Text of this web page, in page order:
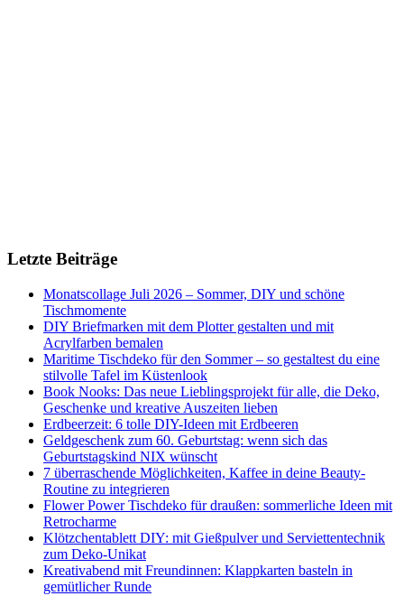
Letzte Beiträge
Monatscollage Juli 2026 – Sommer, DIY und schöne
Tischmomente
DIY Briefmarken mit dem Plotter gestalten und mit
Acrylfarben bemalen
Maritime Tischdeko für den Sommer – so gestaltest du eine
stilvolle Tafel im Küstenlook
Book Nooks: Das neue Lieblingsprojekt für alle, die Deko,
Geschenke und kreative Auszeiten lieben
Erdbeerzeit: 6 tolle DIY-Ideen mit Erdbeeren
Geldgeschenk zum 60. Geburtstag: wenn sich das
Geburtstagskind NIX wünscht
7 überraschende Möglichkeiten, Kaffee in deine Beauty-
Routine zu integrieren
Flower Power Tischdeko für draußen: sommerliche Ideen mit
Retrocharme
Klötzchentablett DIY: mit Gießpulver und Serviettentechnik
zum Deko-Unikat
Kreativabend mit Freundinnen: Klappkarten basteln in
gemütlicher Runde